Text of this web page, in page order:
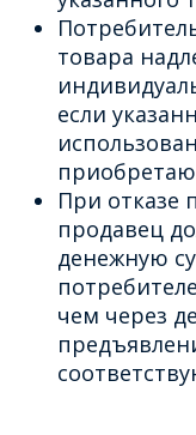
товара
если
При отказе
продавец
денежную
чем через